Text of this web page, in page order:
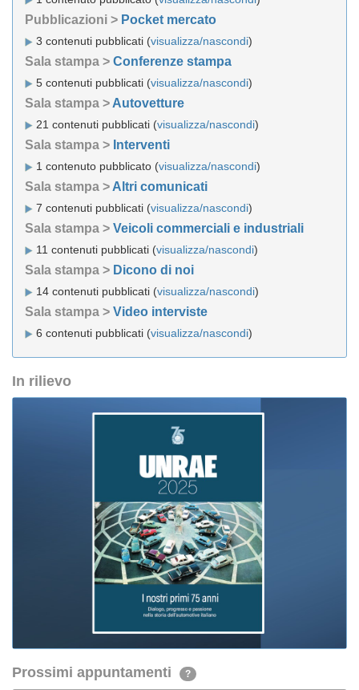
Pubblicazioni > Pocket mercato
3 contenuti pubblicati (visualizza/nascondi)
Sala stampa > Conferenze stampa
5 contenuti pubblicati (visualizza/nascondi)
Sala stampa > Autovetture
21 contenuti pubblicati (visualizza/nascondi)
Sala stampa > Interventi
1 contenuto pubblicato (visualizza/nascondi)
Sala stampa > Altri comunicati
7 contenuti pubblicati (visualizza/nascondi)
Sala stampa > Veicoli commerciali e industriali
11 contenuti pubblicati (visualizza/nascondi)
Sala stampa > Dicono di noi
14 contenuti pubblicati (visualizza/nascondi)
Sala stampa > Video interviste
6 contenuti pubblicati (visualizza/nascondi)
In rilievo
Prossimi appuntamenti ?